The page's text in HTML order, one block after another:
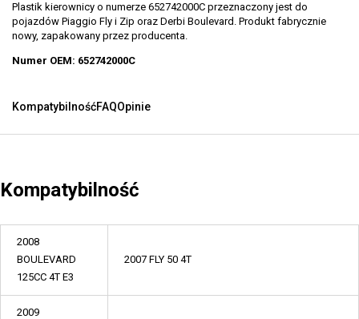
Plastik kierownicy o numerze 652742000C przeznaczony jest do
pojazdów Piaggio Fly i Zip oraz Derbi Boulevard. Produkt fabrycznie
nowy, zapakowany przez producenta.
Numer OEM: 652742000C
KompatybilnośćFAQOpinie
Kompatybilność
2008
BOULEVARD
125CC 4T E3
2007 FLY 50 4T
2009